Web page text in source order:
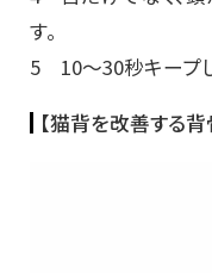
す。
5 10～30秒キープし
【猫背を改善する背